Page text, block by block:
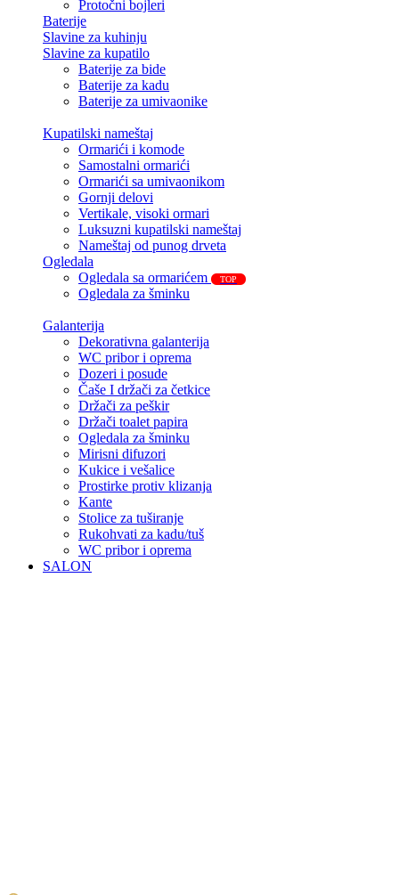
Protočni bojleri
Baterije
Slavine za kuhinju
Slavine za kupatilo
Baterije za bide
Baterije za kadu
Baterije za umivaonike
Kupatilski nameštaj
Ormarići i komode
Samostalni ormarići
Ormarići sa umivaonikom
Gornji delovi
Vertikale, visoki ormari
Luksuzni kupatilski nameštaj
Nameštaj od punog drveta
Ogledala
Ogledala sa ormarićem
TOP
Ogledala za šminku
Galanterija
Dekorativna galanterija
WC pribor i oprema
Dozeri i posude
Čaše I držači za četkice
Držači za peškir
Držači toalet papira
Ogledala za šminku
Mirisni difuzori
Kukice i vešalice
Prostirke protiv klizanja
Kante
Stolice za tuširanje
Rukohvati za kadu/tuš
WC pribor i oprema
SALON